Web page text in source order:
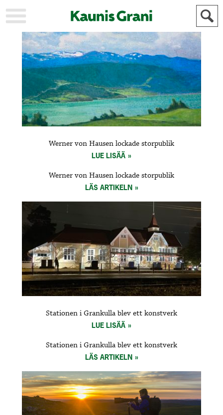
KAUPUNKI
STADEN
AJANKOHTAISTA
AKTUELLT
URHEILU
IDROTT
KULTTUURI
KULTUR
HISTORIA
HISTORIA
YLEINEN
ALLMÄN
MAINOSTAJILLE
ANNONSÖRER
Werner von Hausen lockade storpublik
LUE LISÄÄ
Werner von Hausen lockade storpublik
LÄS ARTIKELN
Stationen i Grankulla blev ett konstverk
LUE LISÄÄ
Stationen i Grankulla blev ett konstverk
LÄS ARTIKELN